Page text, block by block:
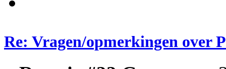
Re: Vragen/opmerkingen over